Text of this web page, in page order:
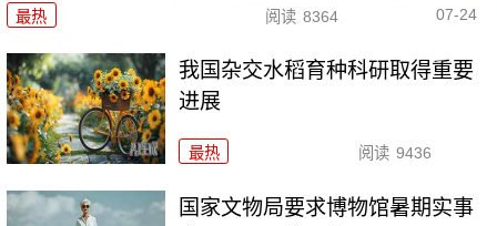
最热 阅读 8364 07-24
我国杂交水稻育种科研取得重要
进展
最热 阅读 9436
国家文物局要求博物馆暑期实事